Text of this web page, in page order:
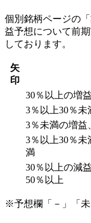
個別銘柄ページの
益予想について前
しております。
矢
印
30％以上の増
3％以上30％
3％未満の増益
3％以上30％
満
30％以上の減
50％以上
※予想欄「－」「未